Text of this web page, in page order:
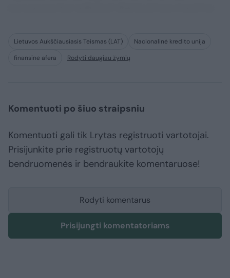
Lietuvos Aukščiausiasis Teismas (LAT)
Nacionalinė kredito unija
finansinė afera
Rodyti daugiau žymių
Komentuoti po šiuo straipsniu
Komentuoti gali tik Lrytas registruoti vartotojai.
Prisijunkite prie registruotų vartotojų
bendruomenės ir bendraukite komentaruose!
Rodyti komentarus
Prisijungti komentatoriams